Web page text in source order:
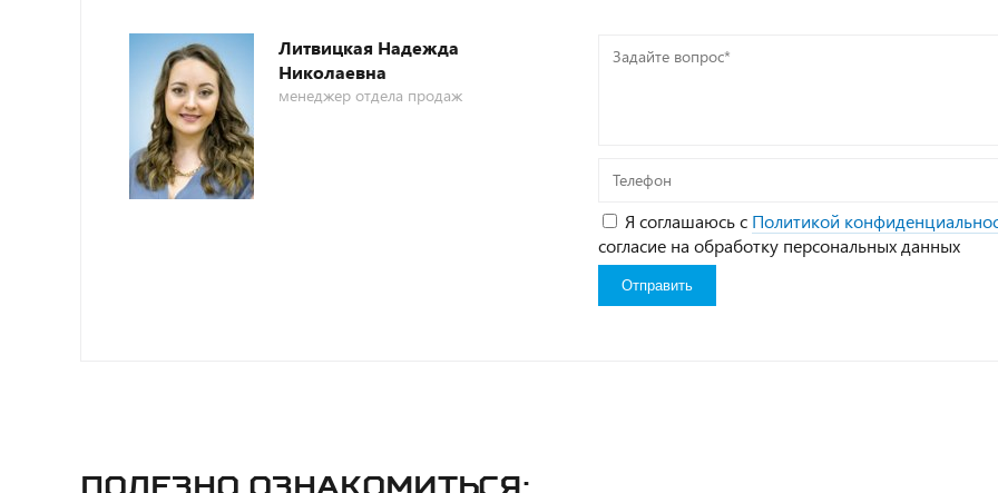
Литвицкая Надежда
Николаевна
менеджер отдела продаж
Задайте
Телефон
Я соглашаюсь с Политикой
согласие на обработку персональных данных
Полезно ознакомиться: